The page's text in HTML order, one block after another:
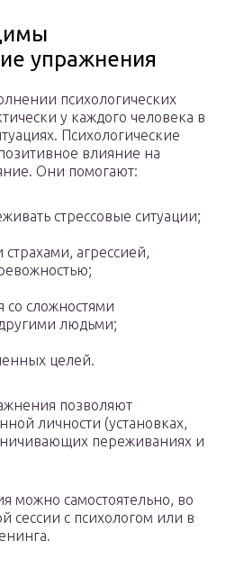
упражнения
психологических
у каждого человека в
Психологические
влияние на
Они помогают:
стрессовые ситуации;
агрессией,
со сложностями
людьми;
целей.
позволяют
личности (установках,
переживаниях и
можно самостоятельно, во
сессии с психологом или в